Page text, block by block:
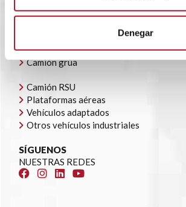
Denegar
NUESTRA FLOTA
Camión caja abierta
Camión grúa
Camión RSU
Plataformas aéreas
Vehículos adaptados
Otros vehículos industriales
SÍGUENOS
NUESTRAS REDES